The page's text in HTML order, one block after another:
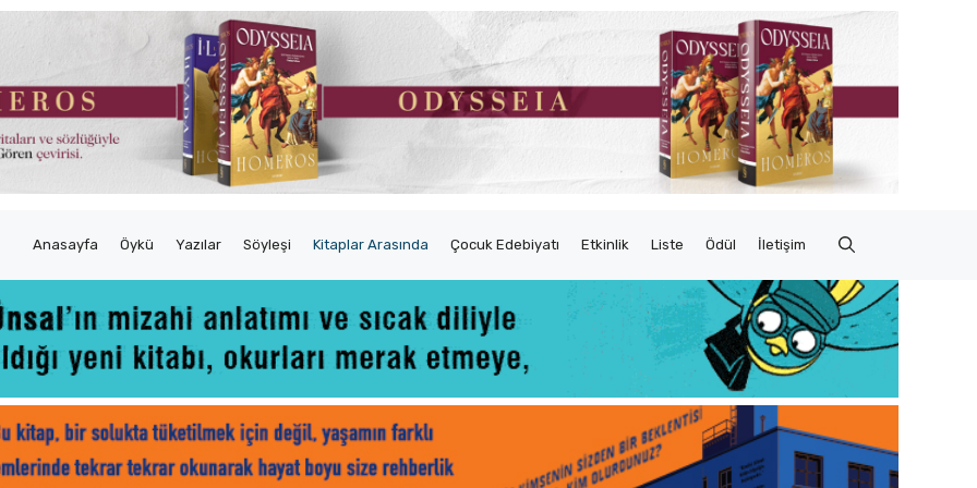
Anasayfa Öykü Yazılar Söyleşi Kitaplar Arasında Çocuk Edebiyatı Etkinlik Liste Ödül İletişim